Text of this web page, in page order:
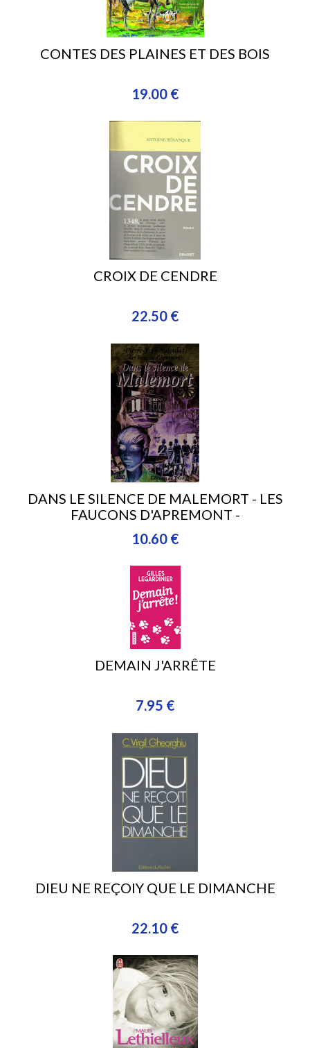
CONTES DES PLAINES ET DES BOIS
19.00 €
CROIX DE CENDRE
22.50 €
DANS LE SILENCE DE MALEMORT - LES
FAUCONS D'APREMONT -
10.60 €
DEMAIN J'ARRÊTE
7.95 €
DIEU NE REÇOIY QUE LE DIMANCHE
22.10 €